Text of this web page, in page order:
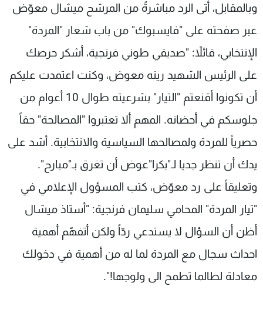
وبالمقابل، أتى الرد مباشرةً من المرشح ميشال معوّض
عبر صفحته على "فايسبوك" من باب شعار "المردة"
الإنتخابي، قائلاً: "صديقي طوني فرنجية، أشكر حرصك
على الرئيس الشهيد رينه معوض، وكنت اعتمدت عليكم
أن تكونوا أقنعتم "التيار" بشرعيته طوال 10 أعوام من
جلوسكم في أحضانه. المهم ألا تعتبروا "المصالحة" حقاً
حصرياً للمردة ولمصالحها السياسية والانتخابية. أشد على
يدك أن تنظر جديا لـ"بكرا"عوض أن تغرق بـ"مبارح".
وتعليقاً على رد معوّض، كتب المسؤول الإعلامي في
"تيار المردة" المحامي سليمان فرنجية: "أستاذ ميشال
أظن أن السؤال لا يستدعي ردّاً ولكن أتفهّم أهمية
احداث سجال مع المردة لما له من أهمية في دخولك
معادلة لطالما تطمح الى ولوجها!".